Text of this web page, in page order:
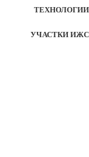
ТЕХНОЛОГИИ
УЧАСТКИ ИЖС